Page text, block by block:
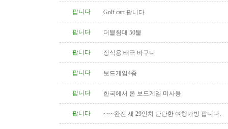
팝니다 Golf cart 팝니다
팝니다 더블침대 50불
팝니다 장식용 태극 바구니
팝니다 보드게임4종
팝니다 한국에서 온 보드게임 미사용
팝니다 ~~~완전 새 29인치 단단한 여행가방 팝니다.